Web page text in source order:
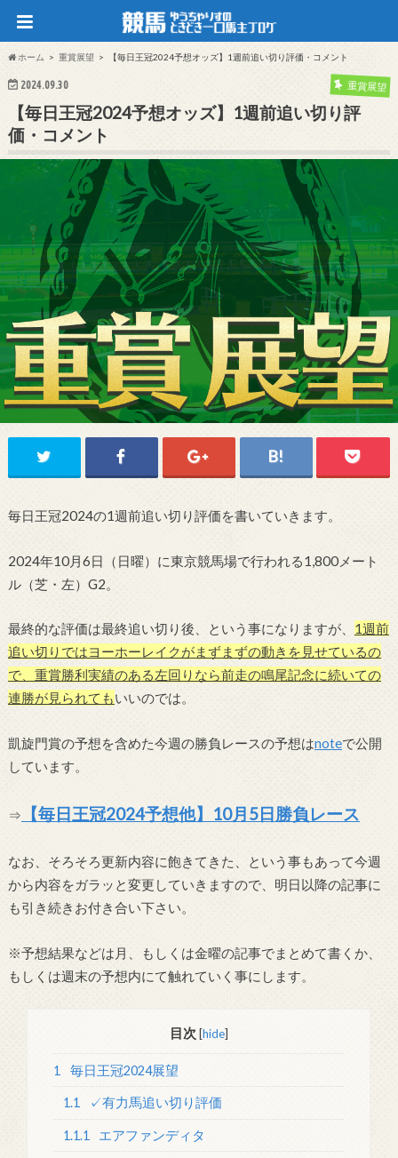
ホーム 重賞展望 【毎日王冠2024予想オッズ】1週前追い切り評価・コメント
2024.09.30 重賞展望
【毎日王冠2024予想オッズ】1週前追い切り評
価・コメント
毎日王冠2024の1週前追い切り評価を書いていきます。
2024年10月6日（日曜）に東京競馬場で行われる1,800メート
ル（芝・左）G2。
最終的な評価は最終追い切り後、という事になりますが、 1週前
追い切りではヨーホーレイクがまずまずの動きを見せているの
で、重賞勝利実績のある左回りなら前走の鳴尾記念に続いての
連勝が見られてもいいのでは。
凱旋門賞の予想を含めた今週の勝負レースの予想はnoteで公開
しています。
⇒ 【毎日王冠2024予想他】10月5日勝負レース
なお、そろそろ更新内容に飽きてきた、という事もあって今週
から内容をガラッと変更していきますので、明日以降の記事に
も引き続きお付き合い下さい。
※予想結果などは月、もしくは金曜の記事でまとめて書くか、
もしくは週末の予想内にて触れていく事にします。
目次 [hide]
1 毎日王冠2024展望
1.1 ✓有力馬追い切り評価
1.1.1 エアファンディタ